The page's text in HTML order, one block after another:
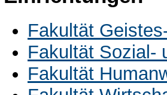
Fakultät
Fakultät Sozial-
Fakultät